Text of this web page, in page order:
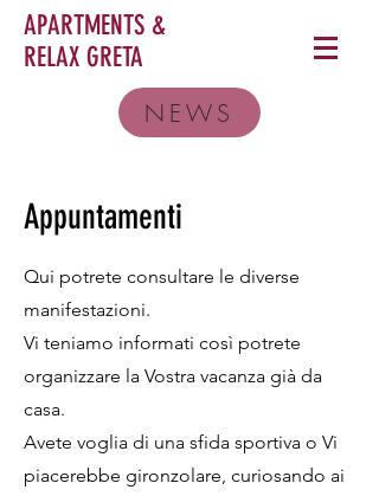
APARTMENTS &
RELAX GRETA
NEWS
Appuntamenti
Qui potrete consultare le diverse
manifestazioni.
Vi teniamo informati così potrete
organizzare la Vostra vacanza già da
casa.
Avete voglia di una sfida sportiva o Vi
piacerebbe gironzolare, curiosando ai